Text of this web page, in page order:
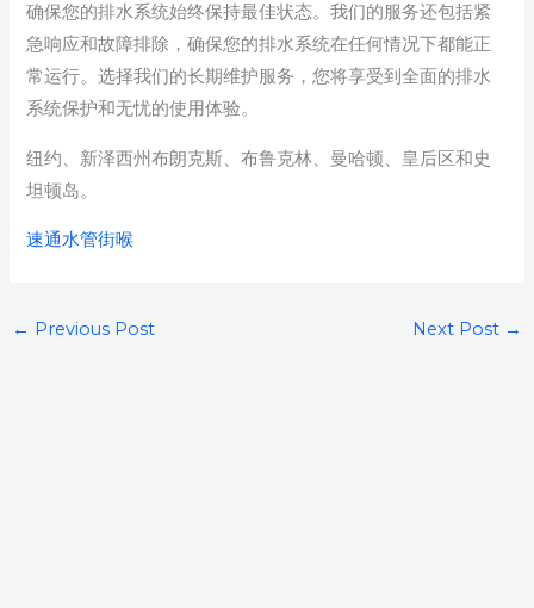
确保您的排水系统始终保持最佳状态。我们的服务还包括紧
急响应和故障排除，确保您的排水系统在任何情况下都能正
常运行。选择我们的长期维护服务，您将享受到全面的排水
系统保护和无忧的使用体验。
纽约、新泽西州布朗克斯、布鲁克林、曼哈顿、皇后区和史
坦顿岛。
速通水管街喉
← Previous Post Next Post →